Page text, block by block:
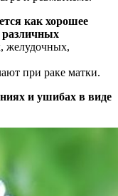
как хорошее
различных
желудочных,
при раке матки.
и ушибах в виде